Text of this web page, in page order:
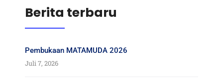
Berita terbaru
Pembukaan MATAMUDA 2026
Juli 7, 2026